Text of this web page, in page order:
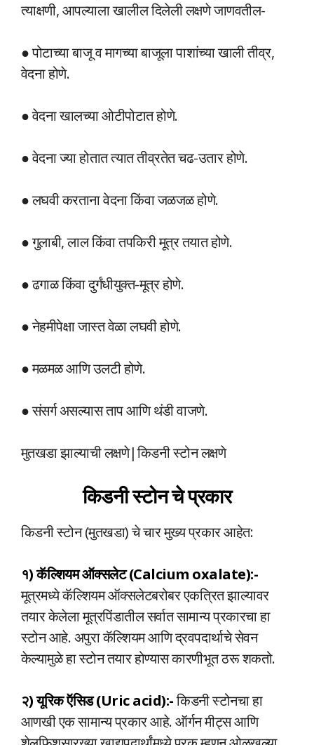
त्याक्षणी, आपल्याला खालील दिलेली लक्षणे जाणवतील-
● पोटाच्या बाजू व मागच्या बाजूला पाशांच्या खाली तीव्र,
वेदना होणे.
● वेदना खालच्या ओटीपोटात होणे.
● वेदना ज्या होतात त्यात तीव्रतेत चढ-उतार होणे.
● लघवी करताना वेदना किंवा जळजळ होणे.
● गुलाबी, लाल किंवा तपकिरी मूत्र तयात होणे.
● ढगाळ किंवा दुर्गंधीयुक्त-मूत्र होणे.
● नेहमीपेक्षा जास्त वेळा लघवी होणे.
● मळमळ आणि उलटी होणे.
● संसर्ग असल्यास ताप आणि थंडी वाजणे.
मुतखडा झाल्याची लक्षणे|किडनी स्टोन लक्षणे
किडनी स्टोन चे प्रकार
किडनी स्टोन (मुतखडा) चे चार मुख्य प्रकार आहेत:
१) कॅल्शियम ऑक्सलेट (Calcium oxalate):-
मूत्रमध्ये कॅल्शियम ऑक्सलेटबरोबर एकत्रित झाल्यावर
तयार केलेला मूत्रपिंडातील सर्वात सामान्य प्रकारचा हा
स्टोन आहे. अपुरा कॅल्शियम आणि द्रवपदार्थाचे सेवन
केल्यामुळे हा स्टोन तयार होण्यास कारणीभूत ठरू शकतो.
२) यूरिक ऍसिड (Uric acid):-किडनी स्टोनचा हा
आणखी एक सामान्य प्रकार आहे. ऑर्गन मीट्स आणि